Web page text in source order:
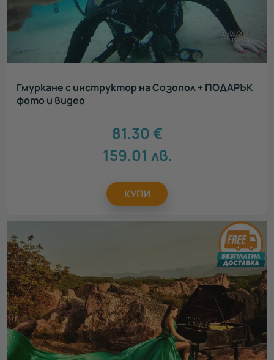
Гмуркане с инструктор на Созопол + ПОДАРЪК
фото и видео
81.30 €
159.01 лв.
КУПИ